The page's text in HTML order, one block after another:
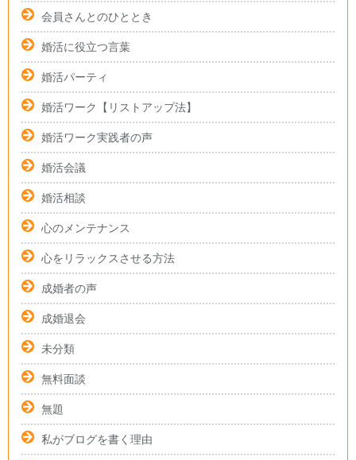
会員さんとのひととき
婚活に役立つ言葉
婚活パーティ
婚活ワーク【リストアップ法】
婚活ワーク実践者の声
婚活会議
婚活相談
心のメンテナンス
心をリラックスさせる方法
成婚者の声
成婚退会
未分類
無料面談
無題
私がブログを書く理由